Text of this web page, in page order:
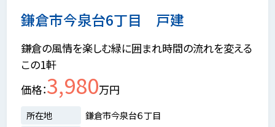
鎌倉市今泉台6丁目 戸建
鎌倉の風情を楽しむ緑に囲まれ時間の流れを変える
この1軒
価格 3,980万円
所在地
鎌倉市今泉台６丁目